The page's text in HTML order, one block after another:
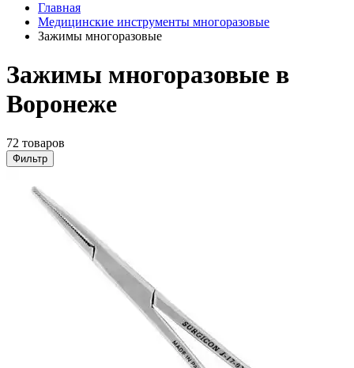
Главная
Медицинские инструменты многоразовые
Зажимы многоразовые
Зажимы многоразовые в
Воронеже
72 товаров
Фильтр